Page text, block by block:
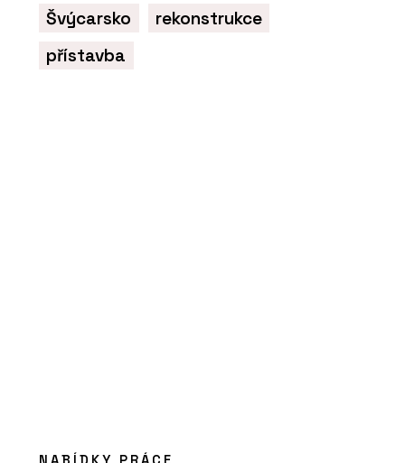
Fasádní desky z vysokotlakého
laminátu MEG - CHYTRÉ FASÁDY
Švýcarsko
rekonstrukce
přístavba